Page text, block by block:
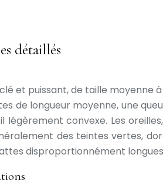
détaillés
et puissant, de taille
de longueur moyenne, une
légèrement convexe. Les
des teintes vertes,
disproportionnément